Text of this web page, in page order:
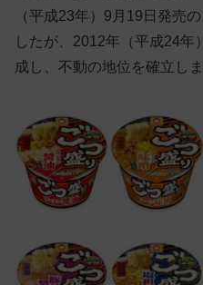
（平成23年）9月19日発売
したが、2012年（平成24年
成し、不動の地位を確立しま